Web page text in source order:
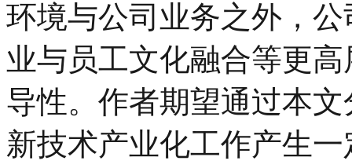
环境与公司业务之外，
业与员工文化融合等更
导性。作者期望通过本
新技术产业化工作产生